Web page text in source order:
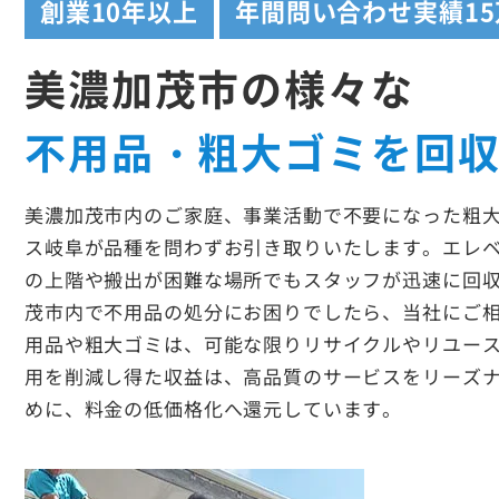
創業10年以上 年間問い合わせ実績
美濃加茂市の様々な
不用品・粗大ゴミを回
美濃加茂市内のご家庭、事業活動で不要になった粗
ス岐阜が品種を問わずお引き取りいたします。エレ
の上階や搬出が困難な場所でもスタッフが迅速に回
茂市内で不用品の処分にお困りでしたら、当社にご
用品や粗大ゴミは、可能な限りリサイクルやリユー
用を削減し得た収益は、高品質のサービスをリーズ
めに、料金の低価格化へ還元しています。